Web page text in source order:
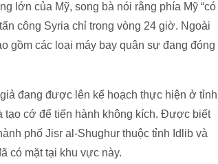
lớn của Mỹ, song bà nói rằng phía Mỹ “có
công Syria chỉ trong vòng 24 giờ. Ngoài
gồm các loại máy bay quân sự đang đóng
đang được lên kế hoạch thực hiện ở tỉnh
tạo cớ để tiến hành không kích. Được biết
phố Jisr al-Shughur thuộc tỉnh Idlib và
có mặt tại khu vực này.